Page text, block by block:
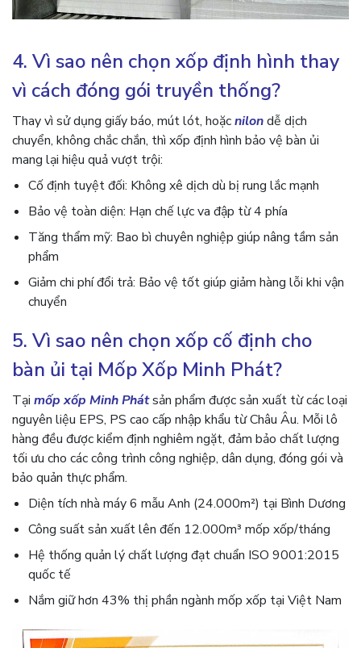
4. Vì sao nên chọn xốp định hình thay
vì cách đóng gói truyền thống?
Thay vì sử dụng giấy báo, mút lót, hoặcnilondễ dịch
chuyển, không chắc chắn, thì xốp định hình bảo vệ bàn ủi
mang lại hiệu quả vượt trội:
Cố định tuyệt đối: Không xê dịch dù bị rung lắc mạnh
Bảo vệ toàn diện: Hạn chế lực va đập từ 4 phía
Tăng thẩm mỹ: Bao bì chuyên nghiệp giúp nâng tầm sản
phẩm
Giảm chi phí đổi trả: Bảo vệ tốt giúp giảm hàng lỗi khi vận
chuyển
5. Vì sao nên chọn xốp cố định cho
bàn ủi tại Mốp Xốp Minh Phát?
Tại mốp xốp Minh Phátsản phẩm được sản xuất từ các loại
nguyên liệu EPS, PS cao cấp nhập khẩu từ Châu Âu. Mỗi lô
hàng đều được kiểm định nghiêm ngặt, đảm bảo chất lượng
tối ưu cho các công trình công nghiệp, dân dụng, đóng gói và
bảo quản thực phẩm.
Diện tích nhà máy 6 mẫu Anh (24.000m²) tại Bình Dương
Công suất sản xuất lên đến 12.000m³ mốp xốp/tháng
Hệ thống quản lý chất lượng đạt chuẩn ISO 9001:2015
quốc tế
Nắm giữ hơn 43% thị phần ngành mốp xốp tại Việt Nam